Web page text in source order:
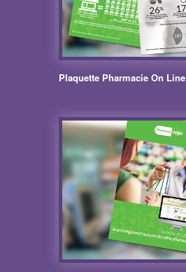
Plaquette Pharmacie On Line